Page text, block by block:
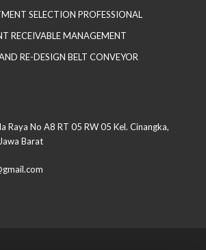
SELECTION PROFESSIONAL
RECEIVABLE MANAGEMENT
RE-DESIGN BELT CONVEYOR
Raya No A8 RT 05 RW 05 Kel. Cinangka,
Barat